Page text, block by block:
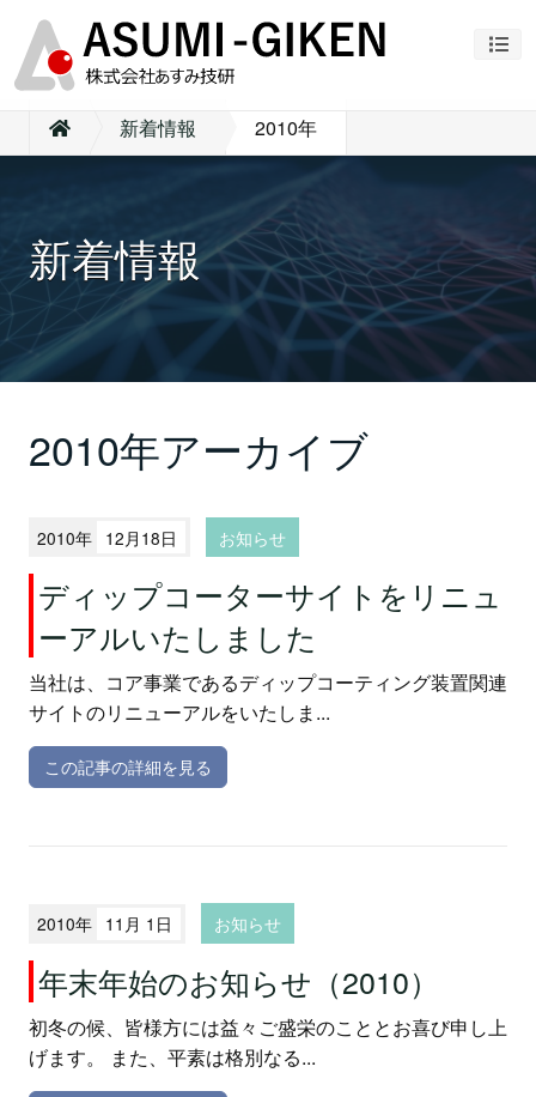
ナビ
新着情報 2010年
新着情報
2010年アーカイブ
2010年 12月18日 お知らせ
ディップコーターサイトをリニュ
ーアルいたしました
当社は、コア事業であるディップコーティング装置関連
サイトのリニューアルをいたしま...
この記事の詳細を見る
2010年 11月 1日 お知らせ
年末年始のお知らせ（2010）
初冬の候、皆様方には益々ご盛栄のこととお喜び申し上
げます。 また、平素は格別なる...